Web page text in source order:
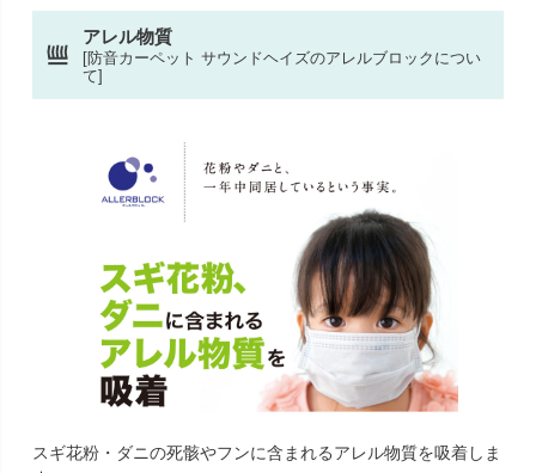
アレル物質
[防音カーペット サウンドヘイズのアレルブロックについ
て]
スギ花粉・ダニの死骸やフンに含まれるアレル物質を吸着しま